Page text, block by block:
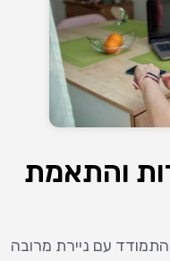
והתאמת
עם ניירת מרובה